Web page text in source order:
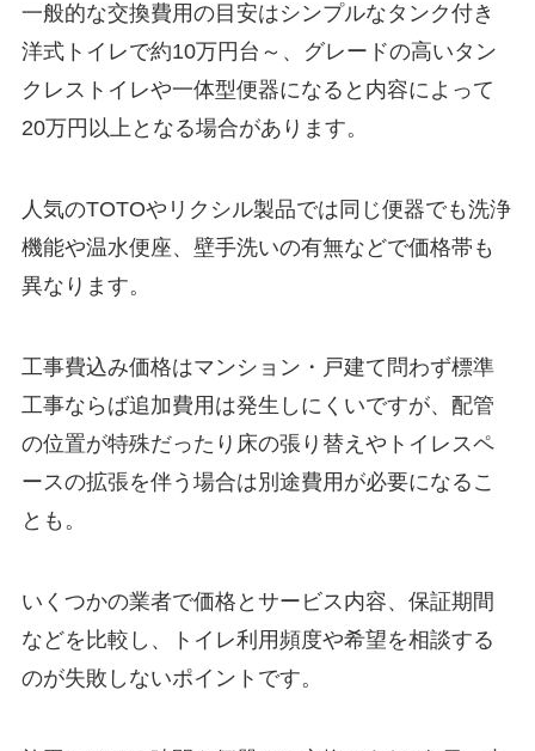
一般的な交換費用の目安はシンプルなタンク付き
洋式トイレで約10万円台～、グレードの高いタン
クレストイレや一体型便器になると内容によって
20万円以上となる場合があります。
人気のTOTOやリクシル製品では同じ便器でも洗浄
機能や温水便座、壁手洗いの有無などで価格帯も
異なります。
工事費込み価格はマンション・戸建て問わず標準
工事ならば追加費用は発生しにくいですが、配管
の位置が特殊だったり床の張り替えやトイレスペ
ースの拡張を伴う場合は別途費用が必要になるこ
とも。
いくつかの業者で価格とサービス内容、保証期間
などを比較し、トイレ利用頻度や希望を相談する
のが失敗しないポイントです。